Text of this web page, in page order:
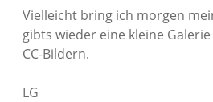
Vielleicht bring ich morgen
gibts wieder eine kleine
CC-Bildern.
LG